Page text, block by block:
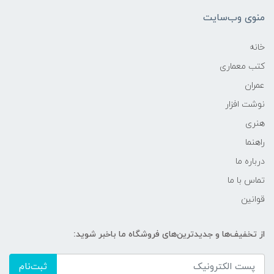
منوی وب‌سایت
خانه
کتب معماری
عمران
نوشت افزار
هنری
راهنما
درباره ما
تماس با ما
قوانین
از تخفیف‌ها و جدیدترین‌های فروشگاه ما باخبر شوید:
ثبت‌نام